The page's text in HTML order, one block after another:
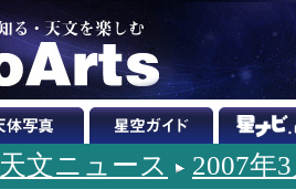
天文ニュース 2007年